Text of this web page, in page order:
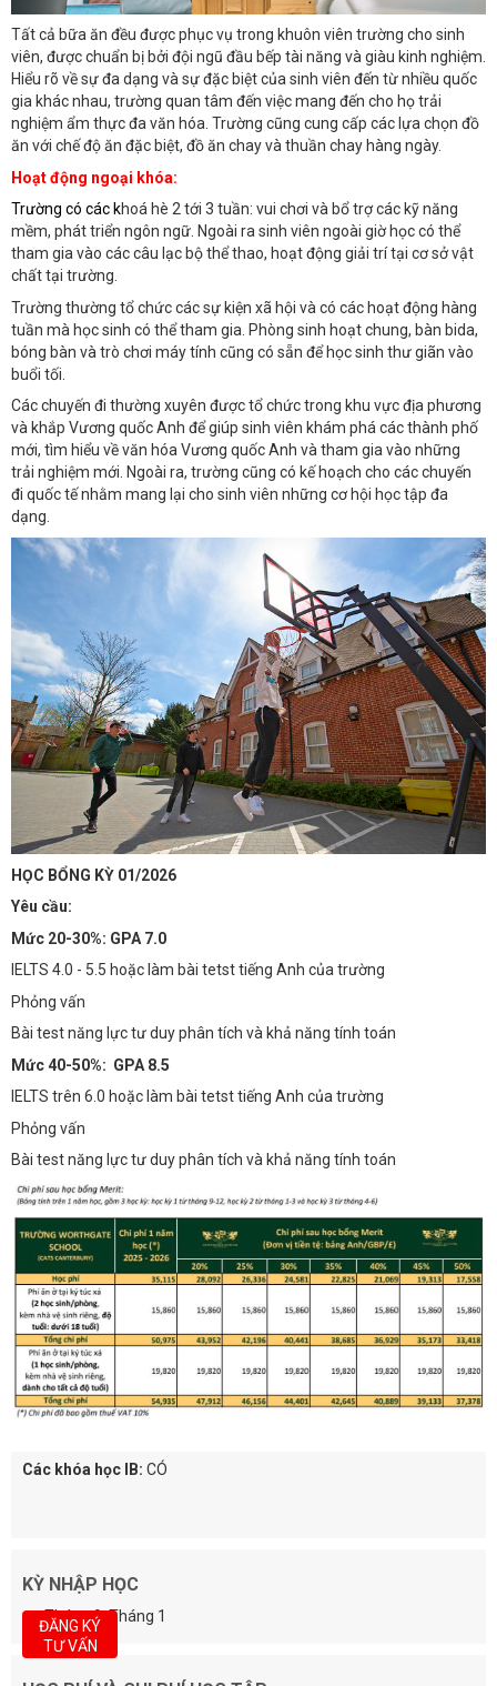
Tất cả bữa ăn đều được phục vụ trong khuôn viên trường cho sinh
viên, được chuẩn bị bởi đội ngũ đầu bếp tài năng và giàu kinh nghiệm.
Hiểu rõ về sự đa dạng và sự đặc biệt của sinh viên đến từ nhiều quốc
gia khác nhau, trường quan tâm đến việc mang đến cho họ trải
nghiệm ẩm thực đa văn hóa. Trường cũng cung cấp các lựa chọn đồ
ăn với chế độ ăn đặc biệt, đồ ăn chay và thuần chay hàng ngày.
Hoạt động ngoại khóa:
Trường có các khoá hè 2 tới 3 tuần: vui chơi và bổ trợ các kỹ năng
mềm, phát triển ngôn ngữ. Ngoài ra sinh viên ngoài giờ học có thể
tham gia vào các câu lạc bộ thể thao, hoạt động giải trí tại cơ sở vật
chất tại trường.
Trường thường tổ chức các sự kiện xã hội và có các hoạt động hàng
tuần mà học sinh có thể tham gia. Phòng sinh hoạt chung, bàn bida,
bóng bàn và trò chơi máy tính cũng có sẵn để học sinh thư giãn vào
buổi tối.
Các chuyến đi thường xuyên được tổ chức trong khu vực địa phương
và khắp Vương quốc Anh để giúp sinh viên khám phá các thành phố
mới, tìm hiểu về văn hóa Vương quốc Anh và tham gia vào những
trải nghiệm mới. Ngoài ra, trường cũng có kế hoạch cho các chuyến
đi quốc tế nhằm mang lại cho sinh viên những cơ hội học tập đa
dạng.
HỌC BỔNG KỲ 01/2026
Yêu cầu:
Mức 20-30%: GPA 7.0
IELTS 4.0 - 5.5 hoặc làm bài tetst tiếng Anh của trường
Phỏng vấn
Bài test năng lực tư duy phân tích và khả năng tính toán
Mức 40-50%: GPA 8.5
IELTS trên 6.0 hoặc làm bài tetst tiếng Anh của trường
Phỏng vấn
Bài test năng lực tư duy phân tích và khả năng tính toán
Các khóa học IB: CÓ
KỲ NHẬP HỌC
Tháng 9, Tháng 1
ĐĂNG KÝ
TƯ VẤN